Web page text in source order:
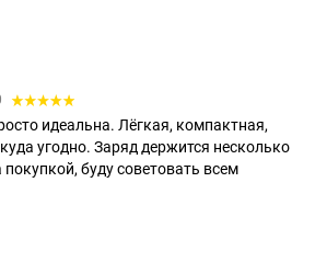
идеальна. Лёгкая, компактная,
угодно. Заряд держится несколько
буду советовать всем